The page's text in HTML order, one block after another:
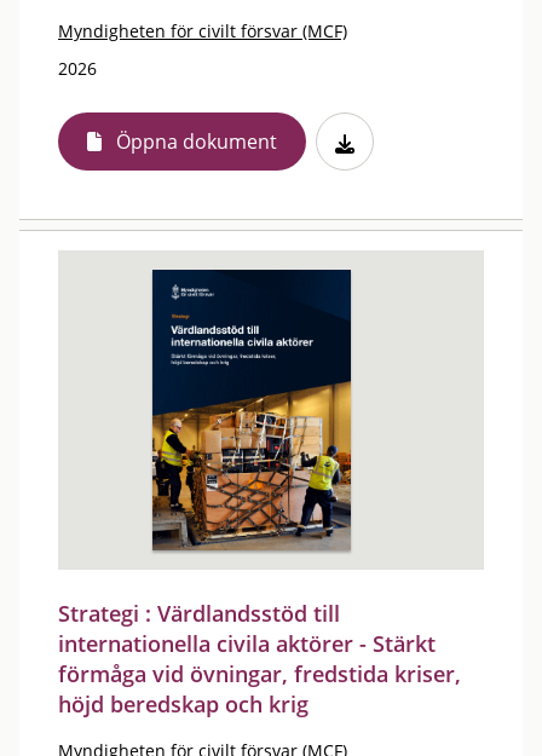
Myndigheten för civilt försvar (MCF)
2026
Öppna dokument
Strategi : Värdlandsstöd till
internationella civila aktörer - Stärkt
förmåga vid övningar, fredstida kriser,
höjd beredskap och krig
Myndigheten för civilt försvar (MCF)